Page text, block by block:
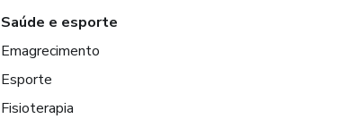
Saúde e esporte
Emagrecimento
Esporte
Fisioterapia